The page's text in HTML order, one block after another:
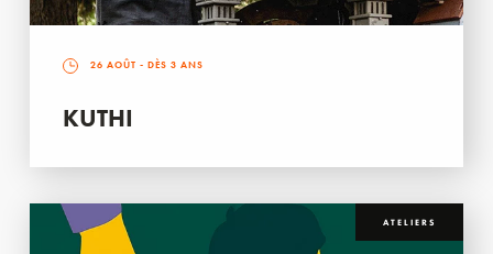
26 AOÛT - DÈS 3 ANS
KUTHI
ATELIERS